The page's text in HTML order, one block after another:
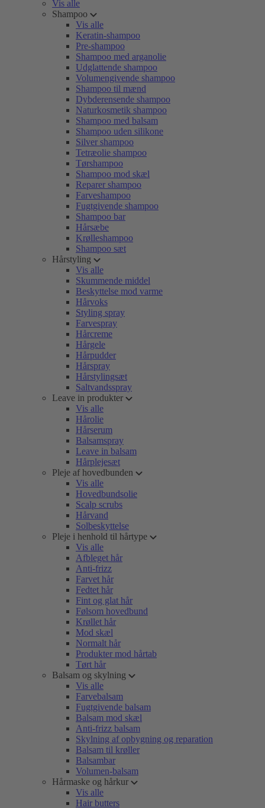
Vis alle
Shampoo
Vis alle
Keratin-shampoo
Pre-shampoo
Shampoo med arganolie
Udglattende shampoo
Volumengivende shampoo
Shampoo til mænd
Dybderensende shampoo
Naturkosmetik shampoo
Shampoo med balsam
Shampoo uden silikone
Silver shampoo
Tetræolie shampoo
Tørshampoo
Shampoo mod skæl
Reparer shampoo
Farveshampoo
Fugtgivende shampoo
Shampoo bar
Hårsæbe
Krølleshampoo
Shampoo sæt
Hårstyling
Vis alle
Skummende middel
Beskyttelse mod varme
Hårvoks
Styling spray
Farvespray
Hårcreme
Hårgele
Hårpudder
Hårspray
Hårstylingsæt
Saltvandsspray
Leave in produkter
Vis alle
Hårolie
Hårserum
Balsamspray
Leave in balsam
Hårplejesæt
Pleje af hovedbunden
Vis alle
Hovedbundsolie
Scalp scrubs
Hårvand
Solbeskyttelse
Pleje i henhold til hårtype
Vis alle
Afbleget hår
Anti-frizz
Farvet hår
Fedtet hår
Fint og glat hår
Følsom hovedbund
Krøllet hår
Mod skæl
Normalt hår
Produkter mod hårtab
Tørt hår
Balsam og skylning
Vis alle
Farvebalsam
Fugtgivende balsam
Balsam mod skæl
Anti-frizz balsam
Skylning af opbygning og reparation
Balsam til krøller
Balsambar
Volumen-balsam
Hårmaske og hårkur
Vis alle
Hair butters